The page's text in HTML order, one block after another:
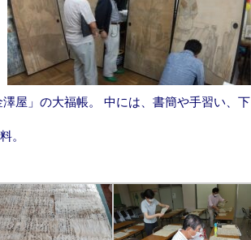
屋」の大福帳。 中には、書簡や手習い、下
。